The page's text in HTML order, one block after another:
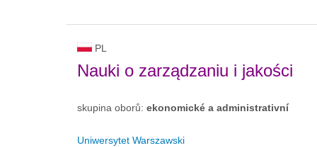
PL
Nauki o zarządzaniu i jakości
skupina oborů: ekonomické a administrativní
Uniwersytet Warszawski